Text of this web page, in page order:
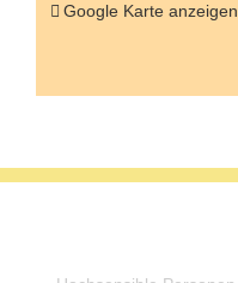
Google Karte anzeigen